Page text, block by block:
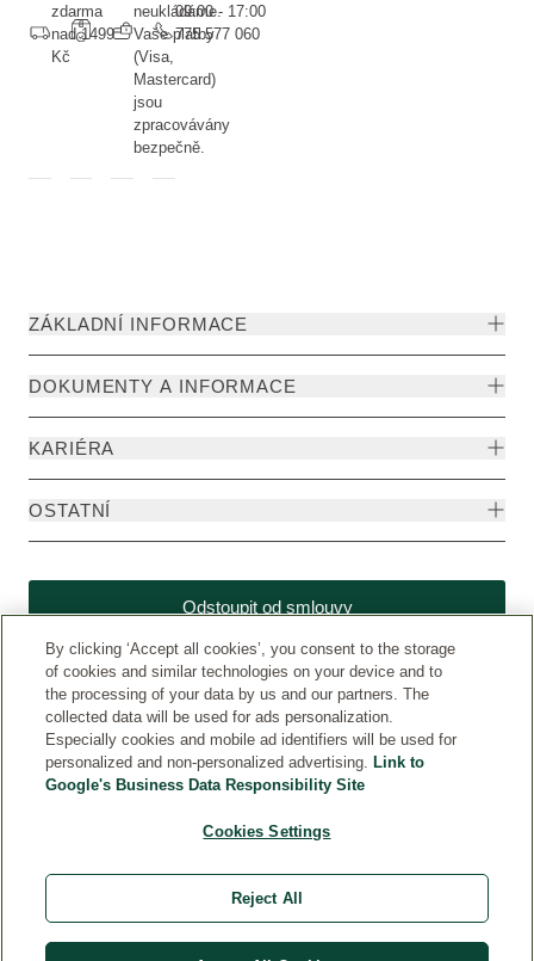
zdarma
nad 1499
Kč
neukládáme.
Vaše platby
(Visa,
Mastercard)
jsou
zpracovávány
bezpečně.
09:00 - 17:00
775 577 060
ZÁKLADNÍ INFORMACE
DOKUMENTY A INFORMACE
KARIÉRA
OSTATNÍ
Odstoupit od smlouvy
Weleda CZ © Weleda 2026
By clicking ‘Accept all cookies’, you consent to the storage
of cookies and similar technologies on your device and to
the processing of your data by us and our partners. The
collected data will be used for ads personalization.
Especially cookies and mobile ad identifiers will be used for
personalized and non-personalized advertising. Link to
Google's Business Data Responsibility Site
Cookies Settings
Reject All